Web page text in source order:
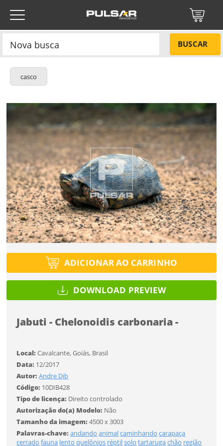
BUSCAR
casco
ADICIONAR AO CARRINHO
DOWNLOAD PREVIEW
Jabuti - Chelonoidis carbonaria -
Local:Cavalcante, Goiás, Brasil
Data: 12/2017
Autor:Andre Dib
Código: 10DIB428
Tipo de licença: Direito controlado
Autorização do(a) Modelo: Não
Tamanho da imagem:4500 x 3003
Palavras-chave:andando animalcaminhando carapaça
cerrado fauna lento quelônios réptilsolo tartarugachão região
Título do projeto
Tipo de projeto
Selecione
Utilização
Formato
Códigos
Título do projeto
Selecione
Utilização
Formato
Tamanho
Esqueci a senha
ENTRAR
Você ainda não tem conta?
CADASTRE-SE
ENTRAR
ENVIAR
Protegido por reCAPTCHA —Privacidade·Termos
NÃO
SIM
Título do projeto
Tipo de projeto
Formato
Tamanho
Tamanho PR$ 57,00
Tamanho MR$ 114,00
Tamanho GR$ 171,00